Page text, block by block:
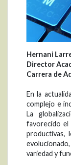
Hernani
Director
Carrera de
En la
complejo e
La
favorecido el
productivas,
variedad y